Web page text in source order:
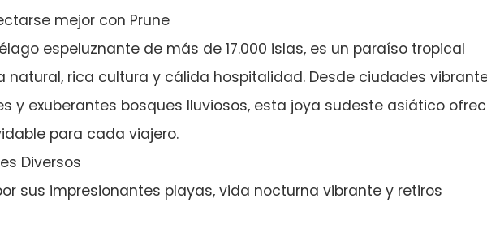
mejor con Prune
espeluznante de más de 17.000 islas, es un paraíso tropical
natural, rica cultura y cálida hospitalidad. Desde ciudades
y exuberantes bosques lluviosos, esta joya sudeste asiático
para cada viajero.
Diversos
sus impresionantes playas, vida nocturna vibrante y retiros